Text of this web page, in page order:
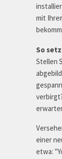
mit
So
Stellen
einer
etwa: